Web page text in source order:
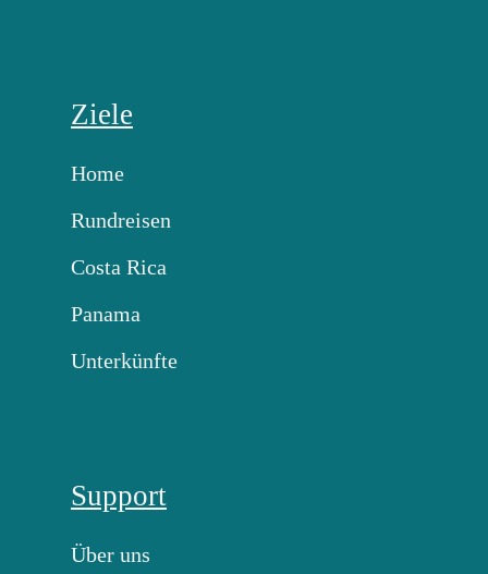
Ziele
Home
Rundreisen
Costa Rica
Panama
Unterkünfte
Support
Über uns